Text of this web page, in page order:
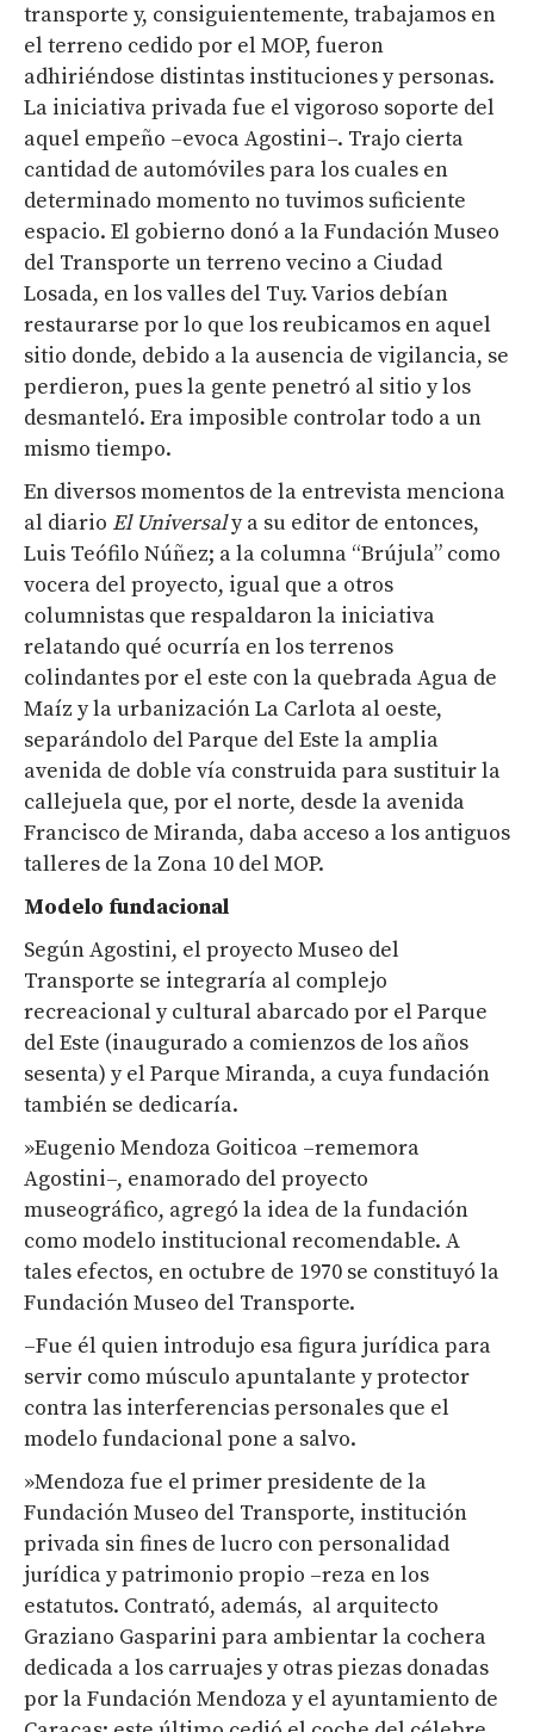
transporte y, consiguientemente, trabajamos en
el terreno cedido por el MOP, fueron
adhiriéndose distintas instituciones y personas.
La iniciativa privada fue el vigoroso soporte del
aquel empeño –evoca Agostini–. Trajo cierta
cantidad de automóviles para los cuales en
determinado momento no tuvimos suficiente
espacio. El gobierno donó a la Fundación Museo
del Transporte un terreno vecino a Ciudad
Losada, en los valles del Tuy. Varios debían
restaurarse por lo que los reubicamos en aquel
sitio donde, debido a la ausencia de vigilancia, se
perdieron, pues la gente penetró al sitio y los
desmanteló. Era imposible controlar todo a un
mismo tiempo.
En diversos momentos de la entrevista menciona
al diario El Universaly a su editor de entonces,
Luis Teófilo Núñez; a la columna “Brújula” como
vocera del proyecto, igual que a otros
columnistas que respaldaron la iniciativa
relatando qué ocurría en los terrenos
colindantes por el este con la quebrada Agua de
Maíz y la urbanización La Carlota al oeste,
separándolo del Parque del Este la amplia
avenida de doble vía construida para sustituir la
callejuela que, por el norte, desde la avenida
Francisco de Miranda, daba acceso a los antiguos
talleres de la Zona 10 del MOP.
Modelo fundacional
Según Agostini, el proyecto Museo del
Transporte se integraría al complejo
recreacional y cultural abarcado por el Parque
del Este (inaugurado a comienzos de los años
sesenta) y el Parque Miranda, a cuya fundación
también se dedicaría.
»Eugenio Mendoza Goiticoa –rememora
Agostini–, enamorado del proyecto
museográfico, agregó la idea de la fundación
como modelo institucional recomendable. A
tales efectos, en octubre de 1970 se constituyó la
Fundación Museo del Transporte.
–Fue él quien introdujo esa figura jurídica para
servir como músculo apuntalante y protector
contra las interferencias personales que el
modelo fundacional pone a salvo.
»Mendoza fue el primer presidente de la
Fundación Museo del Transporte, institución
privada sin fines de lucro con personalidad
jurídica y patrimonio propio –reza en los
estatutos. Contrató, además, al arquitecto
Graziano Gasparini para ambientar la cochera
dedicada a los carruajes y otras piezas donadas
por la Fundación Mendoza y el ayuntamiento de